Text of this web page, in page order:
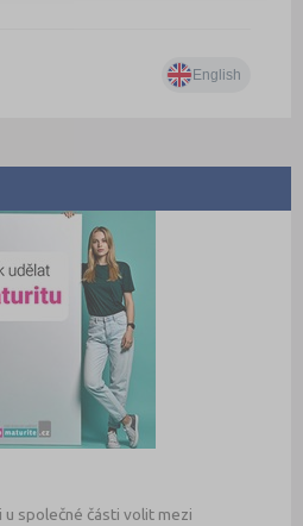
společné části volit mezi